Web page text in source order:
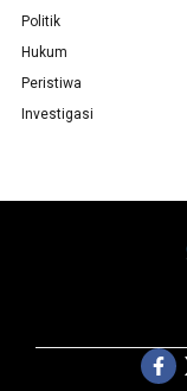
Politik
Hukum
Peristiwa
Investigasi